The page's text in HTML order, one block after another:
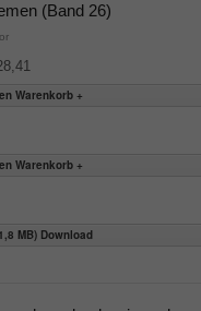
(Band 26)
MB) Download